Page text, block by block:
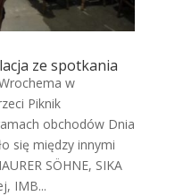
ze spotkania
w
Piknik
obchodów Dnia
się między innymi
SÖHNE, SIKA
IMB...